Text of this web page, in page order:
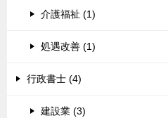
介護福祉 (1)
処遇改善 (1)
行政書士 (4)
建設業 (3)